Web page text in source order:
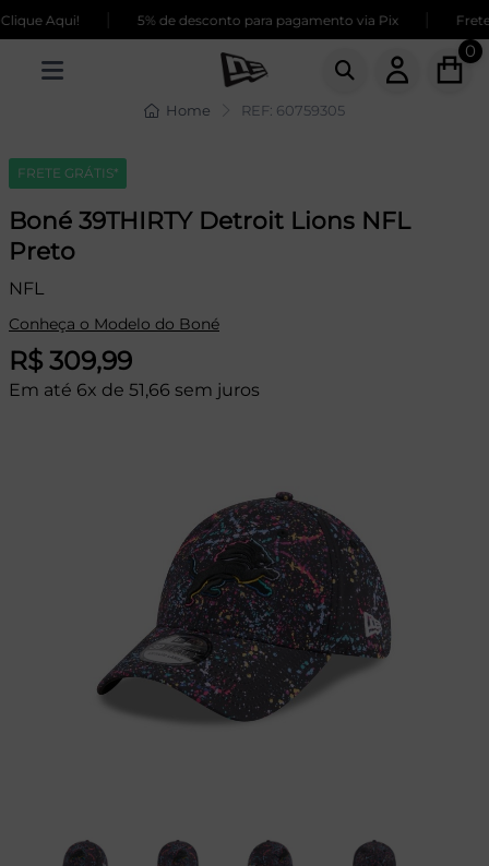
Aqui! 5% de desconto para pagamento via Pix Frete
0
Home REF: 60759305
FRETE GRÁTIS*
Boné 39THIRTY Detroit Lions NFL
Preto
NFL
Conheça o Modelo do Boné
R$ 309,99
Em até 6x de 51,66 sem juros